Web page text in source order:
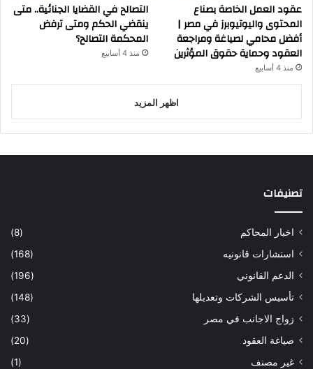
عقود العمل الخاصة بصناع
المحتوى واليوتيوبرز في مصر |
أفضل محامي لصياغة ومراجعة
العقود وحماية حقوق المؤثرين
منذ 4 أسابيع
التصالح في القضايا الجنائية.. متى
ينقضي الحكم ومتى ترفض
المحكمة التصالح؟
منذ 4 أسابيع
اظهر المزيد
تصنيفات
اخبار المحاكم
(8)
استشارات قانونيه
(168)
الدعم القانوني
(196)
تأسيس الشركات وتعديلها
(148)
زواج الاجانب في مصر
(33)
صياغة العقود
(20)
غير مصنف
(1)